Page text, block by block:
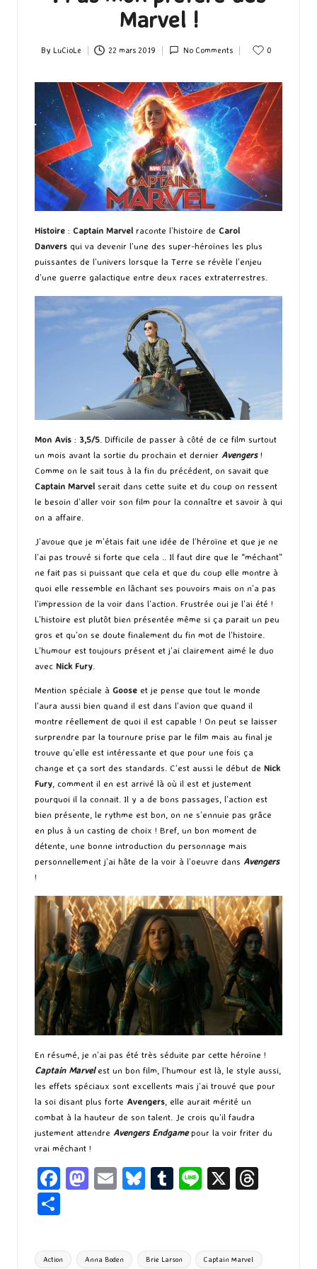
Marvel !
Posted
By LuCioLe 22 mars 2019 No Comments 0
Histoire : Captain Marvel raconte l’histoire de Carol
Danvers qui va devenir l’une des super-héroïnes les plus
puissantes de l’univers lorsque la Terre se révèle l’enjeu
d’une guerre galactique entre deux races extraterrestres.
Mon Avis : 3,5/5. Difficile de passer à côté de ce film surtout
un mois avant la sortie du prochain et dernier Avengers!
Comme on le sait tous à la fin du précédent, on savait que
Captain Marvel serait dans cette suite et du coup on ressent
le besoin d’aller voir son film pour la connaître et savoir à qui
on a affaire.
J’avoue que je m’étais fait une idée de l’héroïne et que je ne
l’ai pas trouvé si forte que cela .. Il faut dire que le “méchant”
ne fait pas si puissant que cela et que du coup elle montre à
quoi elle ressemble en lâchant ses pouvoirs mais on n’a pas
l’impression de la voir dans l’action. Frustrée oui je l’ai été !
L’histoire est plutôt bien présentée même si ça parait un peu
gros et qu’on se doute finalement du fin mot de l’histoire.
L’humour est toujours présent et j’ai clairement aimé le duo
avec Nick Fury.
Mention spéciale à Goose et je pense que tout le monde
l’aura aussi bien quand il est dans l’avion que quand il
montre réellement de quoi il est capable ! On peut se laisser
surprendre par la tournure prise par le film mais au final je
trouve qu’elle est intéressante et que pour une fois ça
change et ça sort des standards. C’est aussi le début de Nick
Fury, comment il en est arrivé là où il est et justement
pourquoi il la connait. Il y a de bons passages, l’action est
bien présente, le rythme est bon, on ne s’ennuie pas grâce
en plus à un casting de choix ! Bref, un bon moment de
détente, une bonne introduction du personnage mais
personnellement j’ai hâte de la voir à l’oeuvre dans Avengers
!
En résumé, je n’ai pas été très séduite par cette héroïne !
Captain Marvelest un bon film, l’humour est là, le style aussi,
les effets spéciaux sont excellents mais j’ai trouvé que pour
la soi disant plus forte Avengers , elle aurait mérité un
combat à la hauteur de son talent. Je crois qu’il faudra
justement attendre Avengers Endgamepour la voir friter du
vrai méchant !
Fa
o
M
d
E
l
Bl
ky
T
bl
Li X
ds
ta
Tags:
Action Anna Boden Brie Larson Captain Marvel